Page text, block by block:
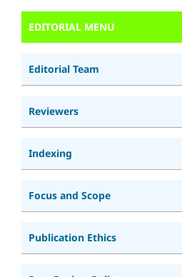
EDITORIAL MENU
Editorial Team
Reviewers
Indexing
Focus and Scope
Publication Ethics